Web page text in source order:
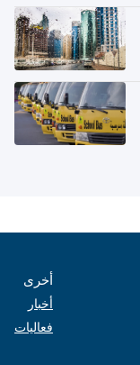
أخرى
أخبار
فعاليات